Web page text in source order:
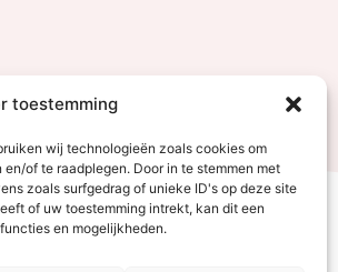
toestemming
wij technologieën zoals cookies om
of te raadplegen. Door in te stemmen met
zoals surfgedrag of unieke ID's op deze site
of uw toestemming intrekt, kan dit een
en mogelijkheden.